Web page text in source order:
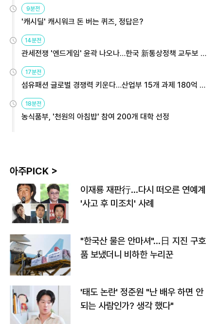
9분전
'캐시딜' 캐시워크 돈 버는 퀴즈, 정답은?
14분전
관세전쟁 '엔드게임' 윤곽 나오나…한국 新통상정책 교두보 활
17분전
섬유패션 글로벌 경쟁력 키운다…산업부 15개 과제 180억 지
18분전
농식품부, '천원의 아침밥' 참여 200개 대학 선정
아주PICK >
이재룡 재판行…다시 떠오른 연예계
'사고 후 미조치' 사례
"한국산 물은 안마셔"…日 지진 구호
품 보냈더니 비하한 누리꾼
'태도 논란' 정준원 "난 배우 하면 안
되는 사람인가? 생각 했다"